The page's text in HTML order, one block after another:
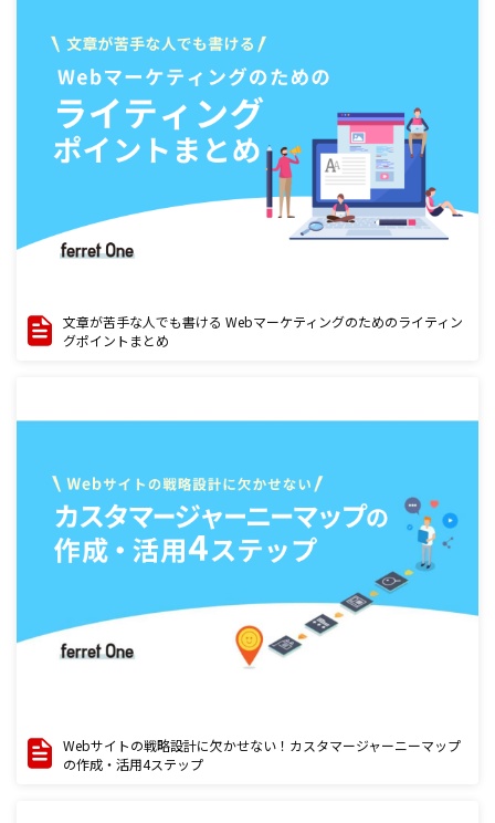
文章が苦手な人でも書ける Webマーケティングのためのライティン
グポイントまとめ
Webサイトの戦略設計に欠かせない！カスタマージャーニーマップ
の作成・活用4ステップ